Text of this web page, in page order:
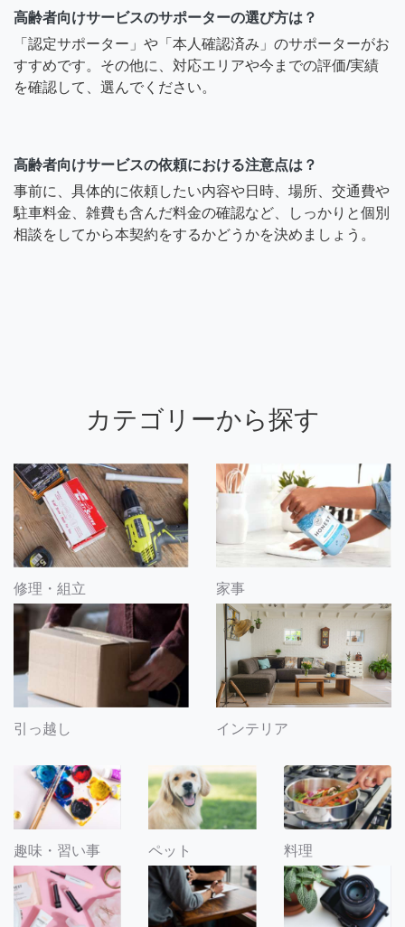
高齢者向けサービスのサポーターの選び方は？
「認定サポーター」や「本人確認済み」のサポーターがお
すすめです。その他に、対応エリアや今までの評価/実績
を確認して、選んでください。
高齢者向けサービスの依頼における注意点は？
事前に、具体的に依頼したい内容や日時、場所、交通費や
駐車料金、雑費も含んだ料金の確認など、しっかりと個別
相談をしてから本契約をするかどうかを決めましょう。
カテゴリーから探す
修理・組立 家事
引っ越し インテリア
趣味・習い事 ペット 料理